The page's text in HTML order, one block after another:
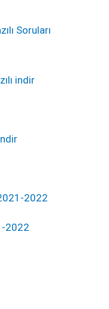
Soruları
indir
2022
2022